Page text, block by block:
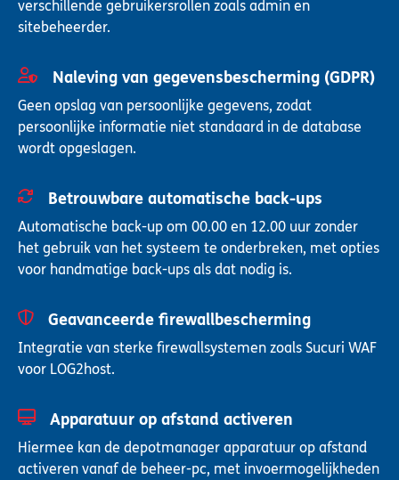
verschillende gebruikersrollen zoals admin en
sitebeheerder.
Naleving van gegevensbescherming (GDPR)
Geen opslag van persoonlijke gegevens, zodat
persoonlijke informatie niet standaard in de database
wordt opgeslagen.
Betrouwbare automatische back-ups
Automatische back-up om 00.00 en 12.00 uur zonder
het gebruik van het systeem te onderbreken, met opties
voor handmatige back-ups als dat nodig is.
Geavanceerde firewallbescherming
Integratie van sterke firewallsystemen zoals Sucuri WAF
voor LOG2host.
Apparatuur op afstand activeren
Hiermee kan de depotmanager apparatuur op afstand
activeren vanaf de beheer-pc, met invoermogelijkheden